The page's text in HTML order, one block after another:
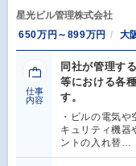
星光ビル管理株式会社
650万円～899万円
大
仕事
内容
同社が管理す
等における各
す。
・ビルの電気
キュリティ機器
ントの入れ替…